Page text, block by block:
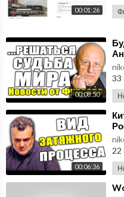
00:01:26
00:08:50
33
00:06:36
1.0
22